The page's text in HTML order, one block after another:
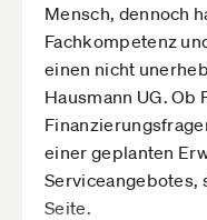
Mensch, dennoch
Fachkompetenz
einen nicht
Hausmann UG. Ob
einer geplanten
Serviceangebotes,
Seite.